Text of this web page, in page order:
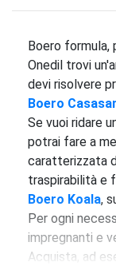
Boero formula,
Onedil trovi
devi risolvere
Boero
Se vuoi ridare
potrai fare a
caratterizzata
traspirabilità e
Boero Koala,
Per ogni
impregnanti e
Acquista, ad